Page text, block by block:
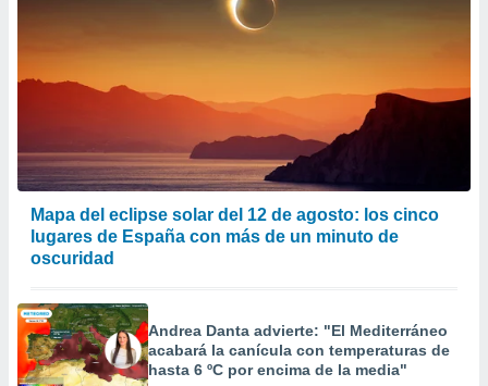
Mapa del eclipse solar del 12 de agosto: los cinco
lugares de España con más de un minuto de
oscuridad
Andrea Danta advierte: "El Mediterráneo
acabará la canícula con temperaturas de
hasta 6 ºC por encima de la media"